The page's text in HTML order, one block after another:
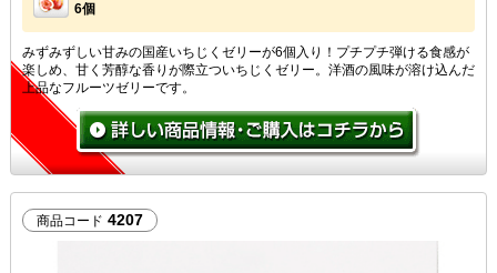
6個
みずみずしい甘みの国産いちじくゼリーが6個入り！プチプチ弾ける食感が
楽しめ、甘く芳醇な香りが際立ついちじくゼリー。洋酒の風味が溶け込んだ
上品なフルーツゼリーです。
商品コード 4207